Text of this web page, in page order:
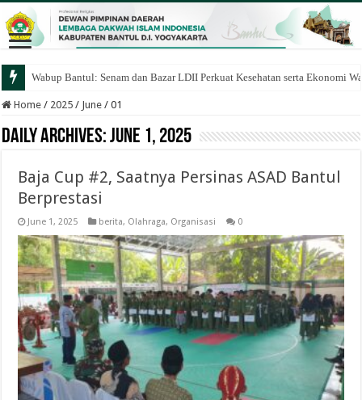
Wabup Bantul: Senam dan Bazar LDII Perkuat Kesehatan serta Ekonomi
Home / 2025 / June / 01
Daily Archives:June 1, 2025
Baja Cup #2, Saatnya Persinas ASAD Bantul
Berprestasi
June 1, 2025 berita, Olahraga, Organisasi 0